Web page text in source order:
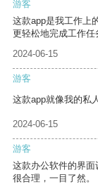
游客
这款app是我工作上
更轻松地完成工作任
2024-06-15
游客
这款app就像我的私
2024-06-15
游客
这款办公软件的界
很合理，一目了然。